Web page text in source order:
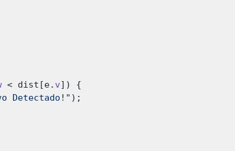
< dist [e. v])
{
Detectado!" );